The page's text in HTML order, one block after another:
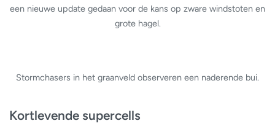
een nieuwe update gedaan voor de kans op zware windstoten en
grote hagel.
Stormchasers in het graanveld observeren een naderende bui.
Kortlevende supercells